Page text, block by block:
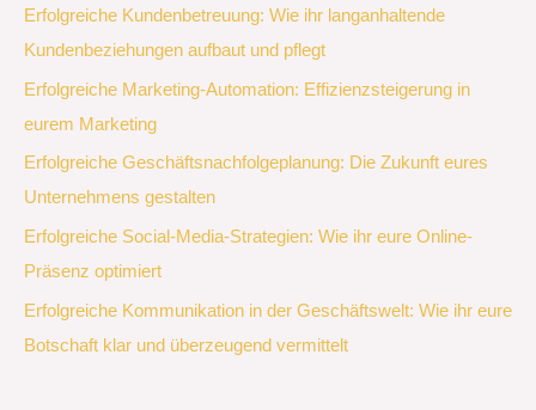
Erfolgreiche Kundenbetreuung: Wie ihr langanhaltende
Kundenbeziehungen aufbaut und pflegt
Erfolgreiche Marketing-Automation: Effizienzsteigerung in
eurem Marketing
Erfolgreiche Geschäftsnachfolgeplanung: Die Zukunft eures
Unternehmens gestalten
Erfolgreiche Social-Media-Strategien: Wie ihr eure Online-
Präsenz optimiert
Erfolgreiche Kommunikation in der Geschäftswelt: Wie ihr eure
Botschaft klar und überzeugend vermittelt